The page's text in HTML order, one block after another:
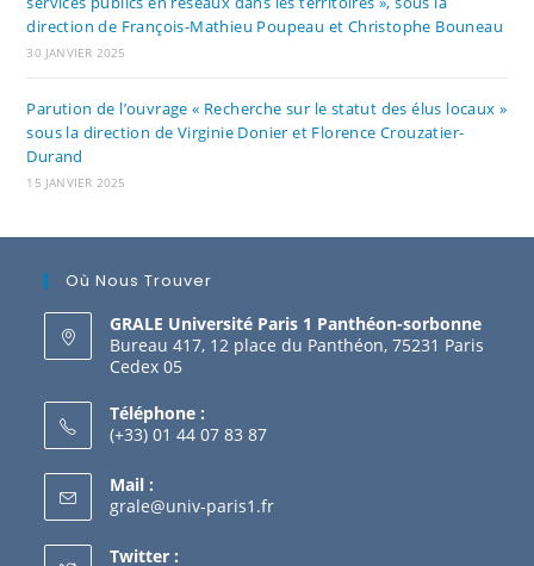
direction de François-Mathieu Poupeau et Christophe Bouneau
30 JANVIER 2025
Parution de l’ouvrage « Recherche sur le statut des élus locaux »
sous la direction de Virginie Donier et Florence Crouzatier-
Durand
15 JANVIER 2025
Où Nous Trouver
GRALE Université Paris 1 Panthéon-sorbonne
Bureau 417, 12 place du Panthéon, 75231 Paris
Cedex 05
Téléphone :
(+33) 01 44 07 83 87
Mail :
grale@univ-paris1.fr
Twitter :